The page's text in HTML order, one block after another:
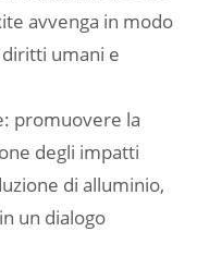
avvenga in modo
umani e
promuovere la
degli impatti
di alluminio,
un dialogo